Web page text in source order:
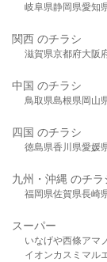
岐阜県静岡県愛知
関西 のチラシ
滋賀県京都府大阪
中国 のチラシ
鳥取県島根県岡山
四国 のチラシ
徳島県香川県愛媛
九州・沖縄 のチラ
福岡県佐賀県長崎
スーパー
いなげや西條アマ
イオンカスミ マル